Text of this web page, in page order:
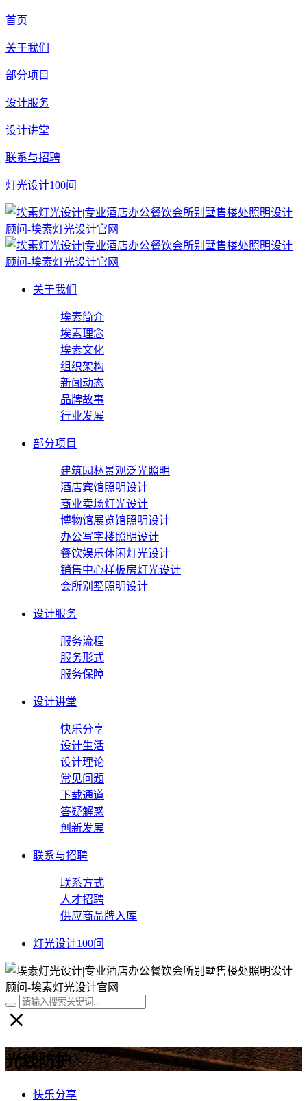
首页
关于我们
部分项目
设计服务
设计讲堂
联系与招聘
灯光设计100问
关于我们
埃素简介
埃素理念
埃素文化
组织架构
新闻动态
品牌故事
行业发展
部分项目
建筑园林景观泛光照明
酒店宾馆照明设计
商业卖场灯光设计
博物馆展览馆照明设计
办公写字楼照明设计
餐饮娱乐休闲灯光设计
销售中心样板房灯光设计
会所别墅照明设计
设计服务
服务流程
服务形式
服务保障
设计讲堂
快乐分享
设计生活
设计理论
常见问题
下载通道
答疑解惑
创新发展
联系与招聘
联系方式
人才招聘
供应商品牌入库
灯光设计100问
光线防护
快乐分享